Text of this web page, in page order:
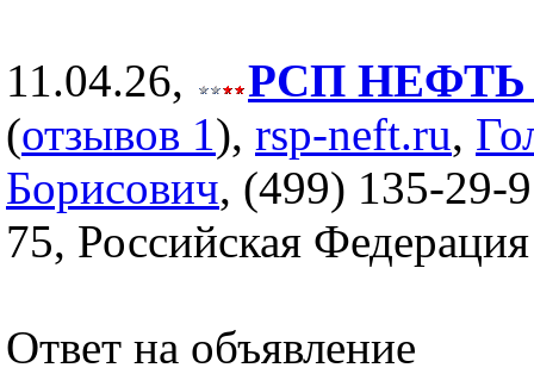
11.04.26,
РСП НЕФТЬ
(отзывов 1), rsp-neft.ru,
Борисович, (499) 135-29-
75, Российская Федерация
Ответ на объявление